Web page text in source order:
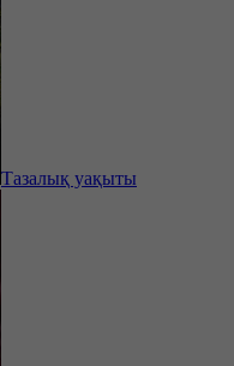
Тазалық уақыты